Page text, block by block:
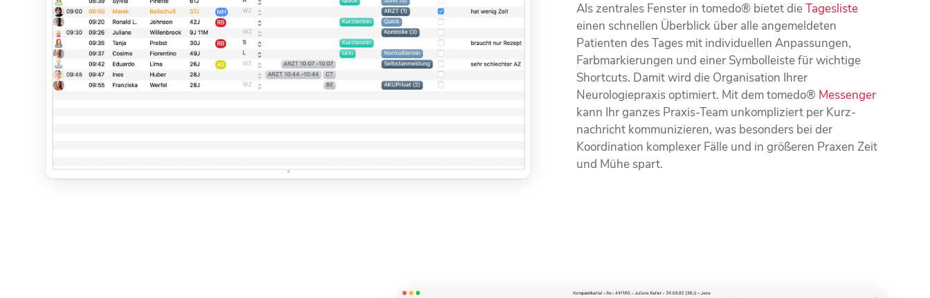
Als zentrales Fenster in tomedo® bietet dieTagesliste
einen schnellen Überblick über alle angemeldeten
Patienten des Tages mit individuellen Anpassungen,
Farbmarkierungen und einer Symbolleiste für wichtige
Shortcuts. Damit wird die Organisation Ihrer
Neurologiepraxis optimiert. Mit dem tomedo® Messenger
kann Ihr ganzes Praxis-Team unkompliziert per Kurz­
nachricht kommunizieren, was besonders bei der
Koordination komplexer Fälle und in größeren Praxen Zeit
und Mühe spart.